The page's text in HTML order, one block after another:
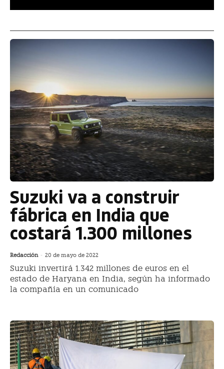
Suzuki va a construir
fábrica en India que
costará 1.300 millones
Redacción - 20 de mayo de 2022
Suzuki invertirá 1.342 millones de euros en el
estado de Haryana en India, según ha informado
la compañía en un comunicado